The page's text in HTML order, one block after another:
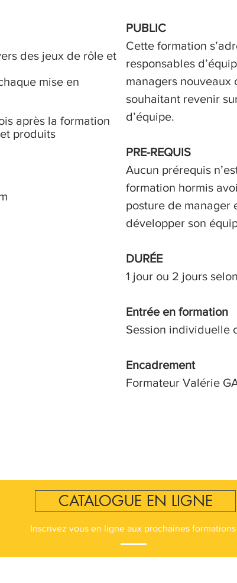
des jeux de rôle et
mise en
après la formation
produits
PUBLIC
Cette formation
responsables
managers nouveaux
souhaitant revenir
d’équipe.
PRE-REQUIS
Aucun prérequis
formation hormis
posture de manager
développer son
DURÉE
1 jour ou 2 jours
Entrée en formation
Session individuelle
Encadrement
Formateur Valérie
CATALOGUE EN LIGNE
Inscrivez vous en ligne aux prochaines formations